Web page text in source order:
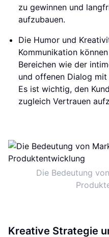
zu gewinnen und
aufzubauen.
Die Humor und
Kommunikation
Bereichen wie der
und offenen Dialog mit
Es ist wichtig, den
zugleich Vertrauen
Die Bedeutung
Kreative Strategie